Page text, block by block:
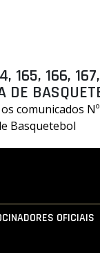
165, 166,
DE
comunicados
Basquetebol
OFICIAIS